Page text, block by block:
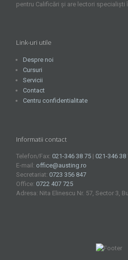
pentru Calificări și are lectori specialiști
Link-uri utile
Despre noi
Cursuri
Servicii
Contact
Centru confidentialitate
Informatii contact
Telefon/Fax: 021-346 38 75 | 021-346 38
E-mail: office@austing.ro
Secretariat: 0723 356 847
Office: 0722 407 725
Adresa: Nita Elinescu Nr. 57, Sector 3,